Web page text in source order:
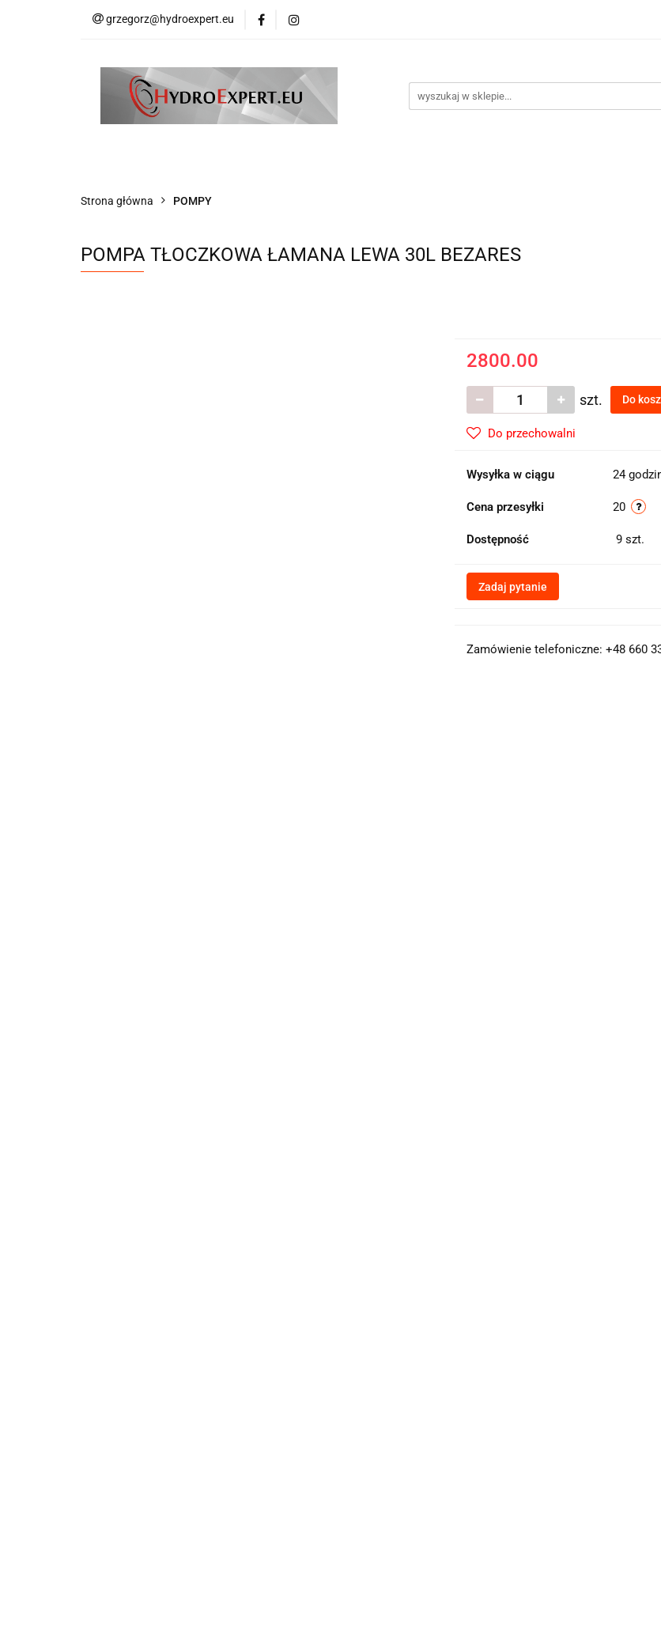
grzegorz@hydroexpert.eu
WSPARCIE TECHNICZNE
HYDRAULIKA SIŁOWA
KOMPRESORY DO WYDMUCHU ZESTAWY HYDRAULICZNE
Strona główna POMPY
POMPA TŁOCZKOWA ŁAMANA LEWA 30L BEZARES
2800.00
szt. Do
Do przechowalni
Wysyłka w ciągu 24
Cena przesyłki 20
Dostępność 9 szt.
Zadaj pytanie
Zamówienie telefoniczne: +48 660